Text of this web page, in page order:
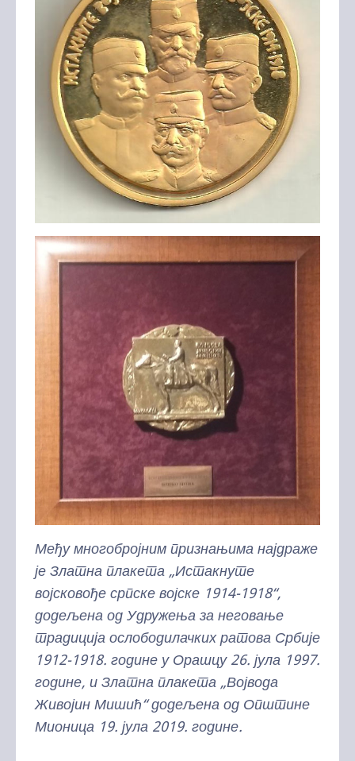
Међу многобројним признањима најдраже
је Златна плакета „Истакнуте
војсковође српске војске 1914-1918“,
додељена од Удружења за неговање
традиција ослободилачких ратова Србије
1912-1918. године у Орашцу 26. јула 1997.
године, и Златна плакета „Војвода
Живојин Мишић“ додељена од Општине
Мионица 19. јула 2019. године.